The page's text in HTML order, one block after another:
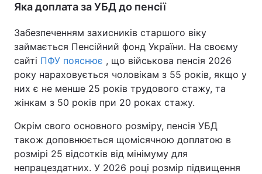
Здоров'я Туризм
Цікавинки Погода
Екологія Регіони
Лонгріди
Відео з Youtube Статті
Яка доплата за УБД до пенсії
Забезпеченням захисників старшого віку
займається Пенсійний фонд України. На своєму
сайті ПФУ пояснює , що військова пенсія 2026
року нараховується чоловікам з 55 років, якщо у
них є не менше 25 років трудового стажу, та
жінкам з 50 років при 20 роках стажу.
Окрім свого основного розміру, пенсія УБД
також доповнюється щомісячною доплатою в
розмірі 25 відсотків від мінімуму для
непрацездатних. У 2026 році розмір підвищення